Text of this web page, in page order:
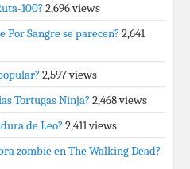
100? 2,696 views
Por Sangre se parecen? 2,641
2,597 views
Tortugas Ninja? 2,468 views
de Leo? 2,411 views
zombie en The Walking Dead?